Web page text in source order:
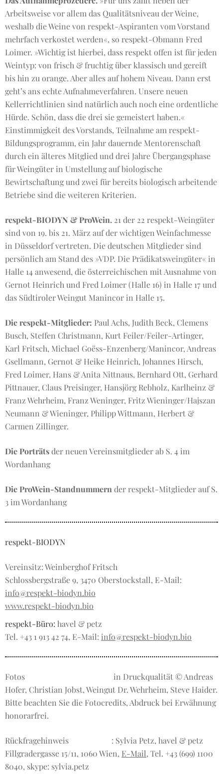
Arbeitsweise vor allem das Qualitätsniveau der Weine,
weshalb die Weine von respekt-Aspiranten vom Vorstand
mehrfach verkostet werden«, so respekt-Obmann Fred
Loimer. »Wichtig ist hierbei, dass respekt offen ist für jeden
Weintyp: von frisch & fruchtig über klassisch und gereift
bis hin zu orange. Aber alles auf hohem Niveau. Dann erst
geht’s ans echte Aufnahmeverfahren. Unsere neuen
Kellerrichtlinien sind natürlich auch noch eine ordentliche
Hürde. Schön, dass die drei sie gemeistert haben.«
Einstimmigkeit des Vorstands, Teilnahme am respekt-
Bildungsprogramm, ein Jahr dauernde Mentorenschaft
durch ein älteres Mitglied und drei Jahre Übergangsphase
für Weingüter in Umstellung auf biologische
Bewirtschaftung und zwei für bereits biologisch arbeitende
Betriebe sind die weiteren Kriterien.
respekt-BIODYN & ProWein. 21 der 22 respekt-Weingüter
sind von 19. bis 21. März auf der wichtigen Weinfachmesse
in Düsseldorf vertreten. Die deutschen Mitglieder sind
persönlich am Stand des »VDP. Die Prädikatsweingüter« in
Halle 14 anwesend, die österreichischen mit Ausnahme von
Gernot Heinrich und Fred Loimer (Halle 16) in Halle 17 und
das Südtiroler Weingut Manincor in Halle 15.
Die respekt-Mitglieder: Paul Achs, Judith Beck, Clemens
Busch, Steffen Christmann, Kurt Feiler/Feiler-Artinger,
Karl Fritsch, Michael Goëss-Enzenberg/Manincor, Andreas
Gsellmann, Gernot & Heike Heinrich, Johannes Hirsch,
Fred Loimer, Hans & Anita Nittnaus, Bernhard Ott, Gerhard
Pittnauer, Claus Preisinger, Hansjörg Rebholz, Karlheinz &
Franz Wehrheim, Franz Weninger, Fritz Wieninger/Hajszan
Neumann & Wieninger, Philipp Wittmann, Herbert &
Carmen Zillinger.
Die Porträtsder neuen Vereinsmitglieder ab S. 4 im
Wordanhang
Die ProWein-Standnummernder respekt-Mitglieder auf S.
3 im Wordanhang
respekt-BIODYN
Vereinsitz: Weinberghof Fritsch
Schlossbergstraße 9, 3470 Oberstockstall, E-Mail:
info@respekt-biodyn.bio
www.respekt-biodyn.bio
respekt-Büro: havel & petz
Tel. +43 1 913 42 74, E-Mail: info@respekt-biodyn.bio
Fotos
in Druckqualität © Andreas
Hofer, Christian Jobst, Weingut Dr. Wehrheim, Steve Haider.
Bitte beachten Sie die Fotocredits, Abdruck bei Erwähnung
honorarfrei.
Rückfragehinweis
: Sylvia Petz, havel & petz
Fillgradergasse 15/11, 1060 Wien, E-Mail, Tel. +43 (699) 1100
8040, skype: sylvia.petz